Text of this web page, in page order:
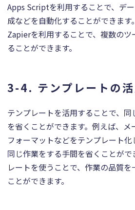
Apps Scriptを利用することで、デ
成などを自動化することができま
Zapierを利用することで、複数のツ
ることができます。
3-4. テンプレートの活
テンプレートを活用することで、
を省くことができます。例えば、
フォーマットなどをテンプレート
同じ作業をする手間を省くことが
レートを使うことで、作業の品質
ことができます。